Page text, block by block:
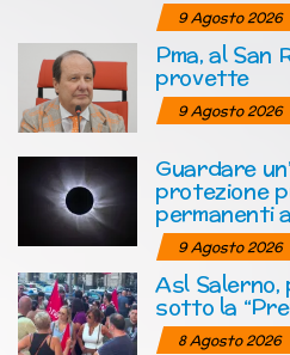
9 Agosto 2026
Pma, al
provette
9 Agosto 2026
Guardare
protezione
permanenti
9 Agosto 2026
Asl
sotto la
8 Agosto 2026